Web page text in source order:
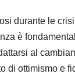
durante le
è
al
di ottimismo e